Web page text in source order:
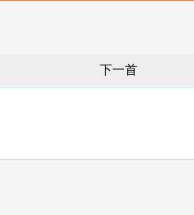
下一首